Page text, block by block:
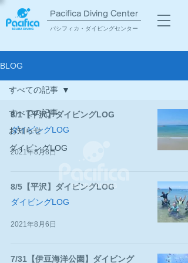
Pacifica Diving Center​
パシフィカ・ダイビングセンター
BLOG
すべての記事
お知らせ
ダイビングLOG
すべての記事
8/1【平沢】ダイビングLOG
ダイビングLOG
2021年8月8日
8/5【平沢】ダイビングLOG
ダイビングLOG
2021年8月6日
7/31【伊豆海洋公園】ダイビング